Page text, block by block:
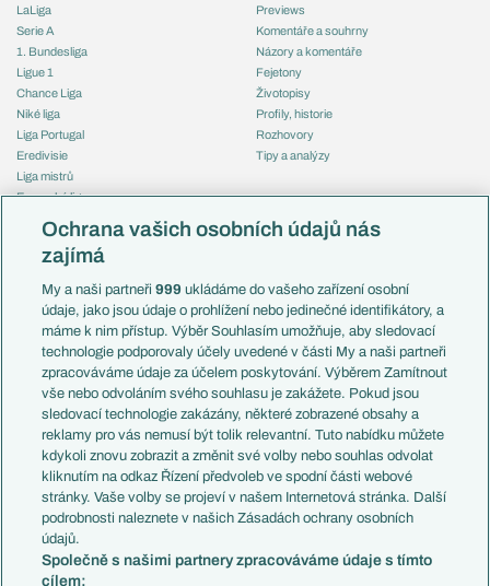
LaLiga
Serie A
1. Bundesliga
Ligue 1
Chance Liga
Niké liga
Liga Portugal
Eredivisie
Liga mistrů
Evropská liga
Mistrovství světa
Liga národů
Témata
Představení týmů MS
EuroSkauting
PL v kostce
Evropské koeficienty
Přestupy
Přestupové spekulace
Zranění
Kluby
Arsenal FC
Chelsea FC
Manchester United
AC Milán
Previews
Komentáře a souhrny
Názory a komentáře
Fejetony
Životopisy
Profily, historie
Rozhovory
Tipy a analýzy
Česko
Francie
Itálie
Německo
Španělsko
Argentina
Brazílie
Přestupy
Zápasy
Livescore
Tipovací soutěž
Ochrana vašich osobních údajů nás
zajímá
My a naši partneři999 ukládáme do vašeho zařízení osobní
údaje, jako jsou údaje o prohlížení nebo jedinečné identifikátory, a
máme k nim přístup. Výběr Souhlasím umožňuje, aby sledovací
technologie podporovaly účely uvedené v části My a naši partneři
zpracováváme údaje za účelem poskytování. Výběrem Zamítnout
vše nebo odvoláním svého souhlasu je zakážete. Pokud jsou
sledovací technologie zakázány, některé zobrazené obsahy a
reklamy pro vás nemusí být tolik relevantní. Tuto nabídku můžete
kdykoli znovu zobrazit a změnit své volby nebo souhlas odvolat
kliknutím na odkaz Řízení předvoleb ve spodní části webové
stránky. Vaše volby se projeví v našem Internetová stránka. Další
podrobnosti naleznete v našich Zásadách ochrany osobních
údajů.
Společně s našimi partnery zpracováváme údaje s tímto
cílem: